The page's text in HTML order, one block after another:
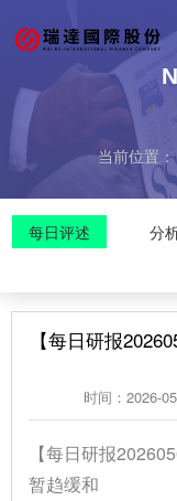
当前位置：
每日评述 分
【每日研报
时间：2026-
【每日研报
暂趋缓和